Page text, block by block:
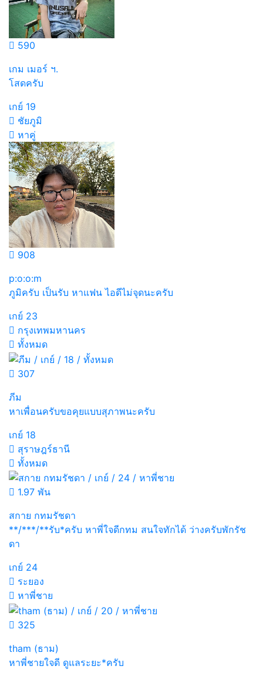
590
เกม เมอร์ ฯ.
โสดครับ
เกย์ 19
ชัยภูมิ
หาคู่
908
p:o:o:m
ภูมิครับ เป็นรับ หาแฟน ไอดีไม่จุดนะครับ
เกย์ 23
กรุงเทพมหานคร
ทั้งหมด
307
ภีม
หาเพื่อนครับขอคุยแบบสุภาพนะครับ
เกย์ 18
สุราษฎร์ธานี
ทั้งหมด
1.97 พัน
สกาย กทมรัชดา
**/***/**รับ*ครับ หาพี่ใจดีกทม สนใจทักได้ ว่างครับพักรัช
ดา
เกย์ 24
ระยอง
หาพี่ชาย
325
tham (ธาม)
หาพี่ชายใจดี ดูแลระยะ*ครับ